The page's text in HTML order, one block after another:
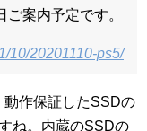
案内予定です。
10/20201110-ps5/
動作保証したSSDの
ね。内蔵のSSDの